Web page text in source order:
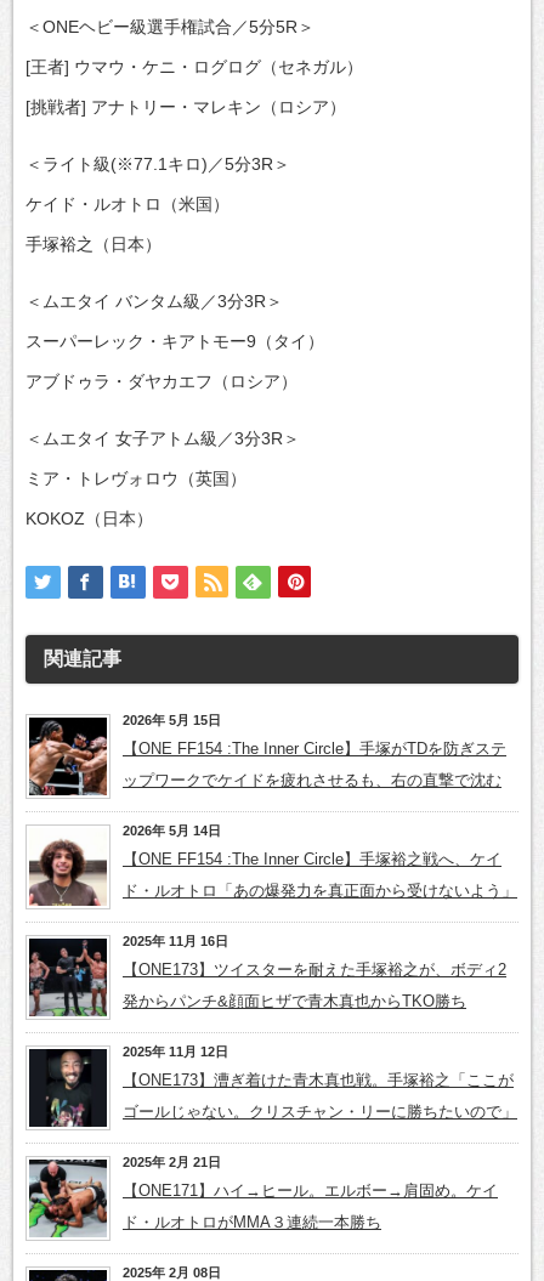
＜ONEヘビー級選手権試合／5分5R＞
[王者] ウマウ・ケニ・ログログ（セネガル）
[挑戦者] アナトリー・マレキン（ロシア）
＜ライト級(※77.1キロ)／5分3R＞
ケイド・ルオトロ（米国）
手塚裕之（日本）
＜ムエタイ バンタム級／3分3R＞
スーパーレック・キアトモー9（タイ）
アブドゥラ・ダヤカエフ（ロシア）
＜ムエタイ 女子アトム級／3分3R＞
ミア・トレヴォロウ（英国）
KOKOZ（日本）
関連記事
2026年 5月 15日
【ONE FF154 :The Inner Circle】手塚がTDを防ぎステ
ップワークでケイドを疲れさせるも、右の直撃で沈む
2026年 5月 14日
【ONE FF154 :The Inner Circle】手塚裕之戦へ、ケイ
ド・ルオトロ「あの爆発力を真正面から受けないよう」
2025年 11月 16日
【ONE173】ツイスターを耐えた手塚裕之が、ボディ2
発からパンチ&顔面ヒザで青木真也からTKO勝ち
2025年 11月 12日
【ONE173】漕ぎ着けた青木真也戦。手塚裕之「ここが
ゴールじゃない。クリスチャン・リーに勝ちたいので」
2025年 2月 21日
【ONE171】ハイ→ヒール。エルボー→肩固め。ケイ
ド・ルオトロがMMA３連続一本勝ち
2025年 2月 08日